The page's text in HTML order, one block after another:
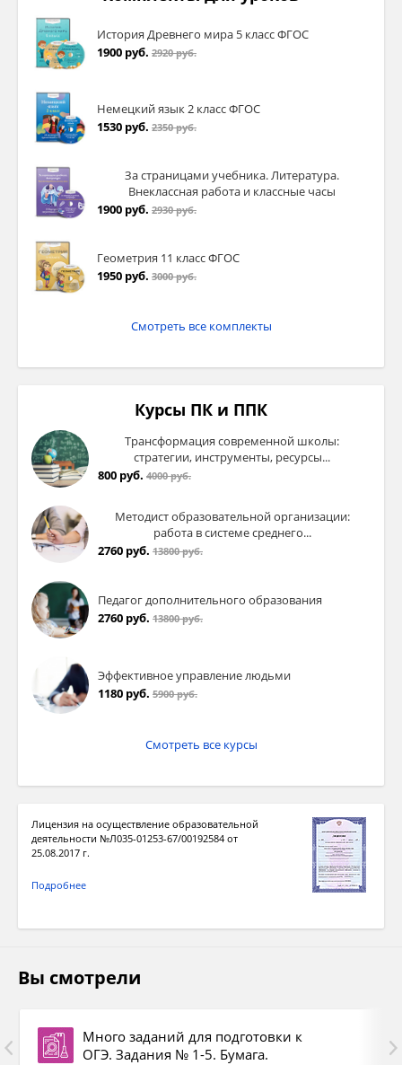
История Древнего мира 5 класс ФГОС
1900 руб. 2920 руб.
Немецкий язык 2 класс ФГОС
1530 руб. 2350 руб.
За страницами учебника. Литература.
Внеклассная работа и классные часы
1900 руб. 2930 руб.
Геометрия 11 класс ФГОС
1950 руб. 3000 руб.
Смотреть все комплекты
Курсы ПК и ППК
Трансформация современной школы:
стратегии, инструменты, ресурсы...
800 руб. 4000 руб.
Методист образовательной организации:
работа в системе среднего...
2760 руб. 13800 руб.
Педагог дополнительного образования
2760 руб. 13800 руб.
Эффективное управление людьми
1180 руб. 5900 руб.
Смотреть все курсы
Лицензия на осуществление образовательной
деятельности №Л035-01253-67/00192584 от
25.08.2017 г.
Подробнее
Вы смотрели
Много заданий для подготовки к
ОГЭ. Задания № 1-5. Бумага.